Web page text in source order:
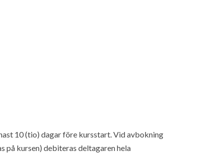
10 (tio) dagar före kursstart. Vid avbokning
på kursen) debiteras deltagaren hela